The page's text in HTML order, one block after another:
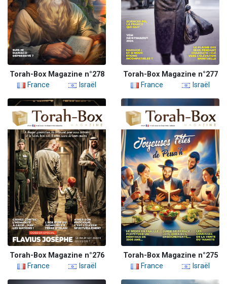
Torah-Box Magazine n°278
France
Israël
Torah-Box Magazine n°277
France
Israël
Torah-Box Magazine n°276
France
Israël
Torah-Box Magazine n°275
France
Israël